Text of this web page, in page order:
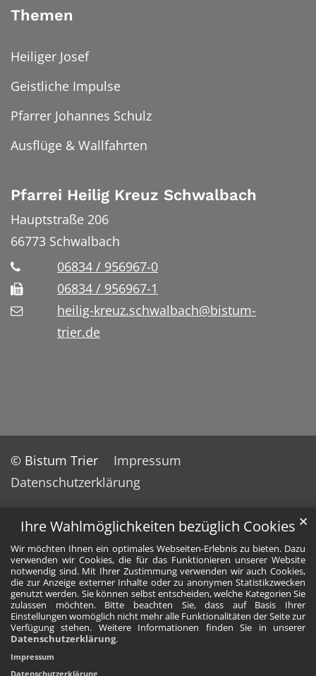
Ihre Wahlmöglichkeiten bezüglich Cookies
Wir möchten Ihnen ein optimales Webseiten-Erlebnis zu bieten. Dazu
verwenden wir Cookies, die für das Funktionieren unserer Website
notwendig sind. Mit Ihrer Zustimmung verwenden wir auch Cookies,
die zur Anzeige externer Inhalte oder zu anonymen Statistikzwecken
genutzt werden. Sie können selbst entscheiden, welche Kategorien Sie
zulassen möchten. Bitte beachten Sie, dass auf Basis Ihrer
Einstellungen womöglich nicht mehr alle Funktionalitäten der Seite zur
Verfügung stehen. Weitere Informationen finden Sie in unserer
Datenschutzerklärung.
✕
Impressum
Datenschutzerklärung
Themen
Heiliger Josef
Geistliche Impulse
Pfarrer Johannes Schulz
Ausflüge & Wallfahrten
Pfarrei Heilig Kreuz Schwalbach
Hauptstraße 206
66773 Schwalbach
06834 / 956967-0
06834 / 956967-1
heilig-kreuz.schwalbach@bistum-
trier.de
© Bistum Trier
Impressum
Datenschutzerklärung